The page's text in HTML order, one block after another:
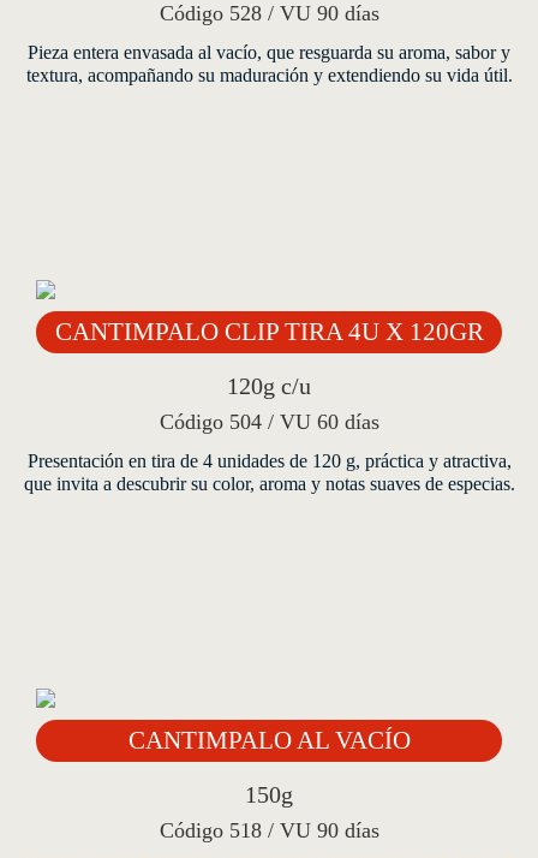
Código 528 / VU 90 días
Pieza entera envasada al vacío, que resguarda su aroma, sabor y
textura, acompañando su maduración y extendiendo su vida útil.
CANTIMPALO CLIP TIRA 4U X 120GR
120g c/u
Código 504 / VU 60 días
Presentación en tira de 4 unidades de 120 g, práctica y atractiva,
que invita a descubrir su color, aroma y notas suaves de especias.
CANTIMPALO AL VACÍO
150g
Código 518 / VU 90 días